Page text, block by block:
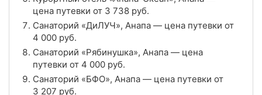
Санатории «Аквамарин», Анапа
Цена в сутки
Рейтинг 4.6
цена путевки от 3 738 руб.
Санаторий «ДиЛУЧ», Анапа — цена путевки от
4 000 руб.
Санаторий «Рябинушка», Анапа — цена
путевки от 4 000 руб.
Санаторий «БФО», Анапа — цена путевки от
3 207 руб.